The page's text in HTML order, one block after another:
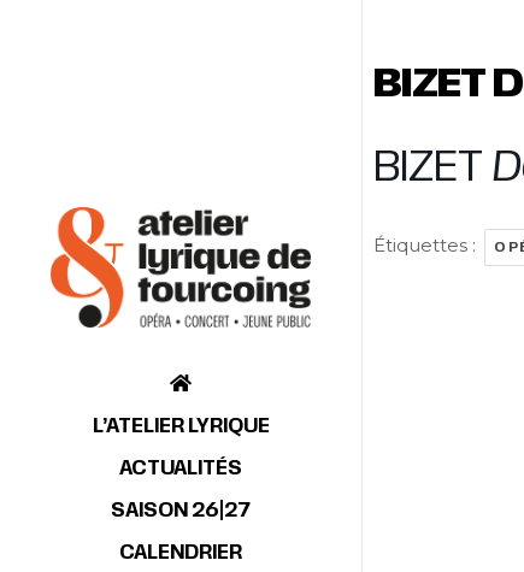
L’ATELIER LYRIQUE
ACTUALITÉS
SAISON 26|27
CALENDRIER
BIZET
BIZET
Étiquettes :